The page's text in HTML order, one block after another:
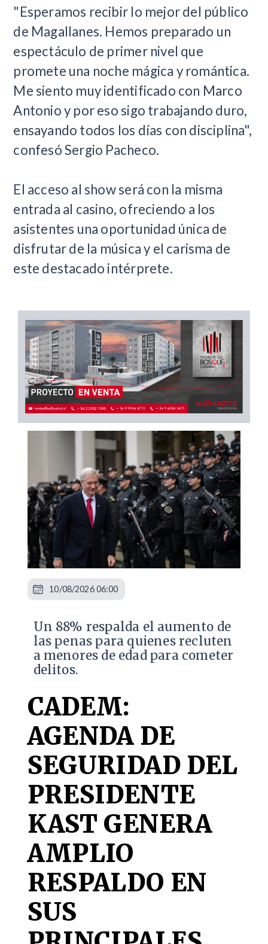
"Esperamos recibir lo mejor del público
de Magallanes. Hemos preparado un
espectáculo de primer nivel que
promete una noche mágica y romántica.
Me siento muy identificado con Marco
Antonio y por eso sigo trabajando duro,
ensayando todos los días con disciplina",
confesó Sergio Pacheco.
El acceso al show será con la misma
entrada al casino, ofreciendo a los
asistentes una oportunidad única de
disfrutar de la música y el carisma de
este destacado intérprete.
Un 88% respalda el aumento de
las penas para quienes recluten
a menores de edad para cometer
delitos.
CADEM:
AGENDA DE
SEGURIDAD DEL
PRESIDENTE
KAST GENERA
AMPLIO
RESPALDO EN
SUS
10/08/2026 06:00